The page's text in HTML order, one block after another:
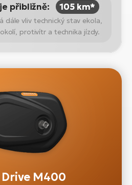
přibližně: 105 km*
dále vliv technický stav ekola,
protivítr a technika jízdy.
Drive M400